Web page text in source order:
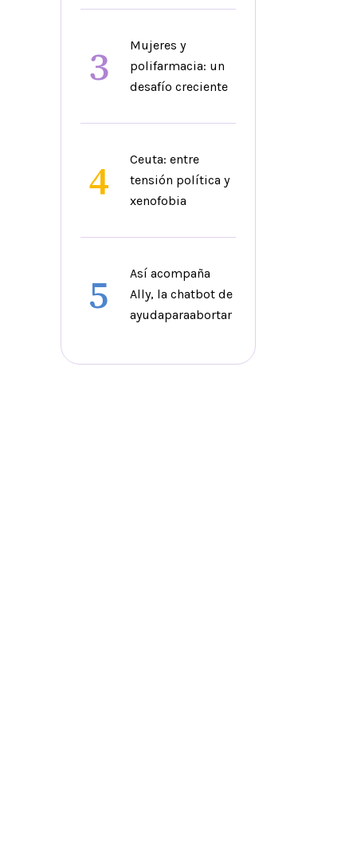
3
Mujeres y
polifarmacia: un
desafío creciente
4
Ceuta: entre
tensión política y
xenofobia
5
Así acompaña
Ally, la chatbot de
ayudaparaabortar